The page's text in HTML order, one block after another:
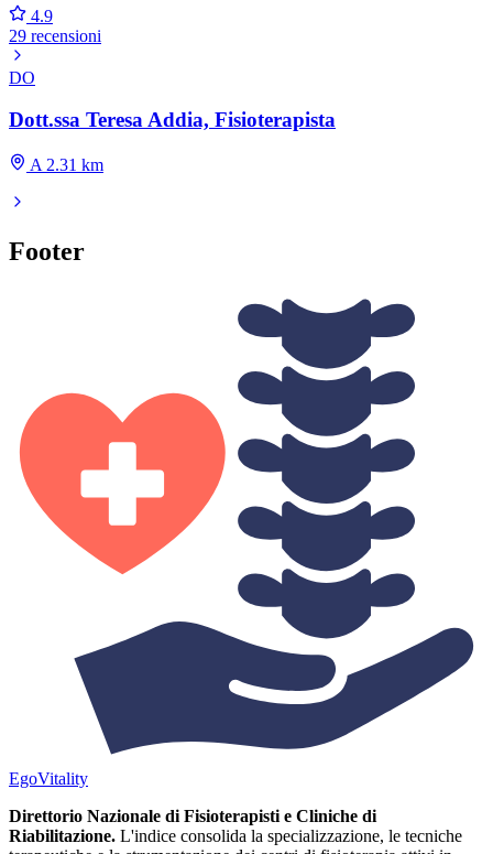
4.9
29 recensioni
DO
Dott.ssa Teresa Addia, Fisioterapista
A 2.31 km
Footer
EgoVitality
Direttorio Nazionale di Fisioterapisti e Cliniche di
Riabilitazione. L'indice consolida la specializzazione, le tecniche